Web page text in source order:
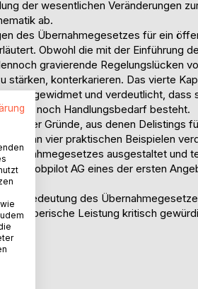
der wesentlichen Veränderungen
ab.
des Übernahmegesetzes für ein
Obwohl die mit der Einführung
gravierende Regelungslücken
stärken, konterkarieren. Das vierte
gewidmet und verdeutlicht, dass
noch Handlungsbedarf besteht.
der Gründe, aus denen Delistings
an vier praktischen Beispielen
ausgestaltet und
die jobpilot AG eines der ersten
die Bedeutung des
Leistung kritisch